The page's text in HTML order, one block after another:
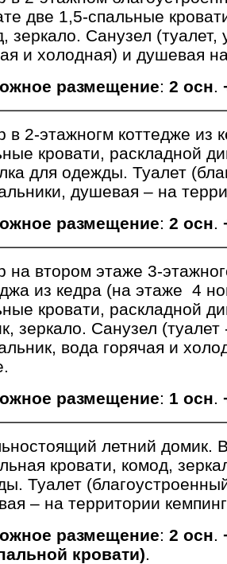
две 1,5-спальные
зеркало. Санузел
и холодная) и душевая
размещение: 2 осн.
в 2-этажногм коттедже из
кровати, раскладной
для одежды. Туалет
душевая – на
размещение: 2 осн.
на втором этаже 3-
из кедра (на этаже 4
кровати, раскладной
зеркало. Санузел
вода горячая и
размещение: 1 осн.
летний домик.
кровати, комод,
Туалет
– на территории
размещение: 2 осн.
кровати).